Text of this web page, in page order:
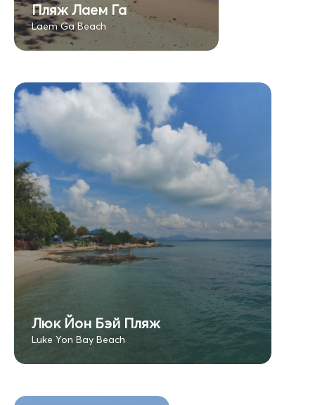
Пляж Лаем Га
Laem Ga Beach
Люк Йон Бэй Пляж
Luke Yon Bay Beach